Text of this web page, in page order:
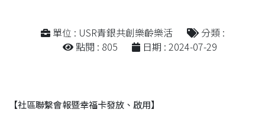
單位 : USR青銀共創樂齡樂活
分類 :
點閱 : 805
日期 : 2024-07-29
【社區聯繫會報暨幸福卡發放、啟用】